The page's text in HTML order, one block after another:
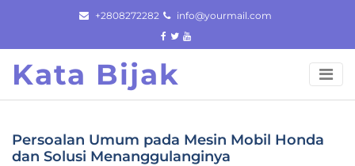
content
+2808272282 info@yourmail.com
Kata Bijak
Persoalan Umum pada Mesin Mobil Honda
dan Solusi Menanggulanginya